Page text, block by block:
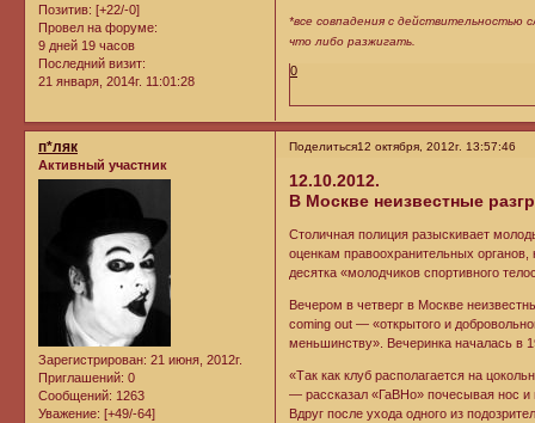
Позитив: [+22/-0]
Провел на форуме:
9 дней 19 часов
Последний визит:
21 января, 2014г. 11:01:28
*все совпадения с действительностью
что либо разжигать.
0
Поделиться12 октября, 2012г. 13:57:46
п*ляк
Активный участник
Зарегистрирован: 21 июня, 2012г.
Приглашений: 0
Сообщений: 1263
Уважение: [+49/-64]
12.10.2012.
В Москве неизвестные
Столичная полиция разыскивает
оценкам правоохранительных
десятка «молодчиков спортивного
Вечером в четверг в Москве
coming out — «открытого и
меньшинству». Вечеринка началась в
«Так как клуб располагается на
— рассказал «ГаВНо» почесывая нос
Вдруг после ухода одного из